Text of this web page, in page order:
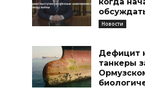
Новости
Дефицит
танкеры